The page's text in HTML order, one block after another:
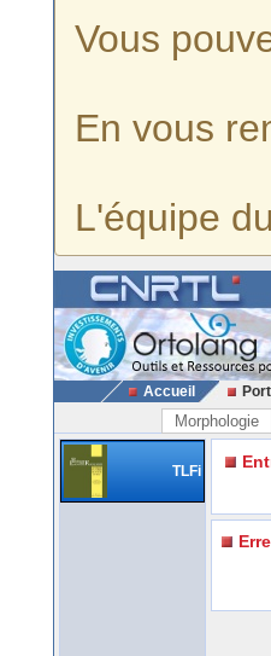
Vous
En vous
L'équipe
Accueil
Morphologie
TLFi